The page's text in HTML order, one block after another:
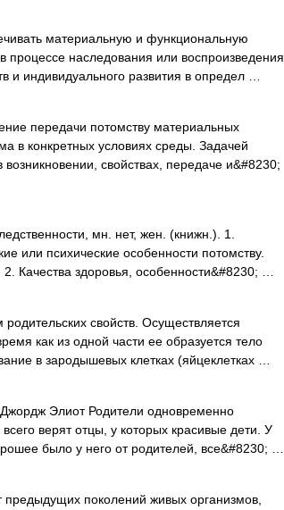
материальную и функциональную
процессе наследования или воспроизведения
индивидуального развития в определ …
передачи потомству материальных
в конкретных условиях среды. Задачей
свойствах, передаче и&#8230;
мн. нет, жен. (книжн.). 1.
или психические особенности потомству.
Качества здоровья, особенности&#8230; …
свойств. Осуществляется
как из одной части ее образуется тело
в зародышевых клетках (яйцеклетках …
Элиот Родители одновременно
верят отцы, у которых красивые дети. У
было у него от родителей, все&#8230; …
поколений живых организмов,